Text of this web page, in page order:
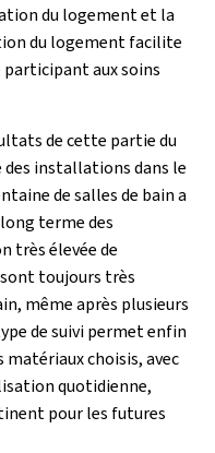
du logement et la
du logement facilite
aux soins
de cette partie du
installations dans le
de salles de bain a
terme des
très élevée de
toujours très
même après plusieurs
de suivi permet enfin
choisis, avec
quotidienne,
pour les futures